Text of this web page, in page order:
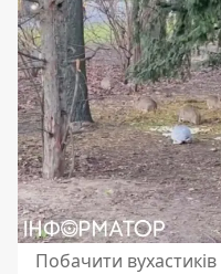
Побачити